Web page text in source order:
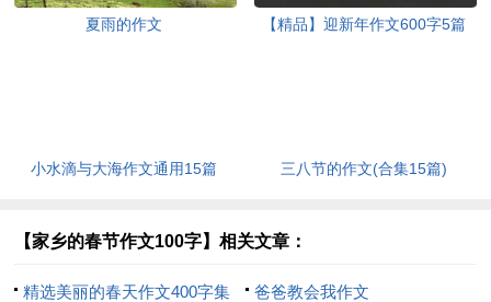
夏雨的作文 【精品】迎新年作文600字5篇
小水滴与大海作文通用15篇 三八节的作文(合集15篇)
【家乡的春节作文100字】相关文章：
精选美丽的春天作文400字集
爸爸教会我作文